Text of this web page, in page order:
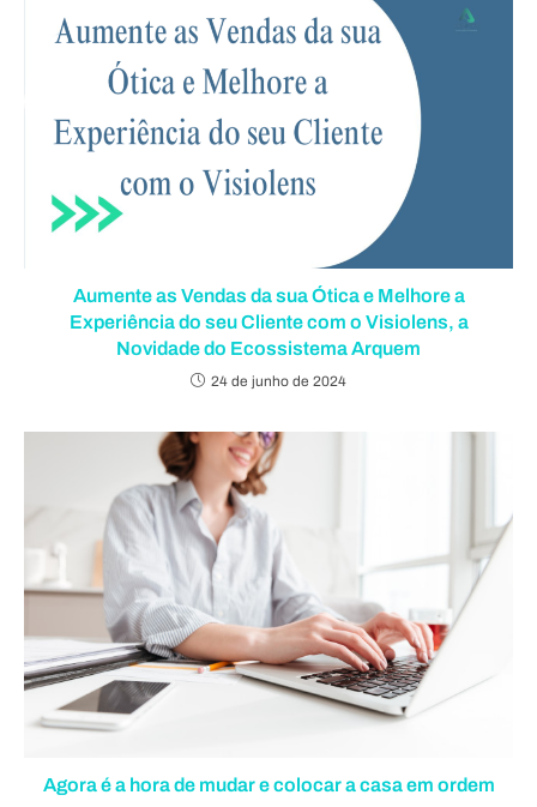
Aumente as Vendas da sua Ótica e Melhore a
Experiência do seu Cliente com o Visiolens, a
Novidade do Ecossistema Arquem
24 de junho de 2024
Agora é a hora de mudar e colocar a casa em ordem